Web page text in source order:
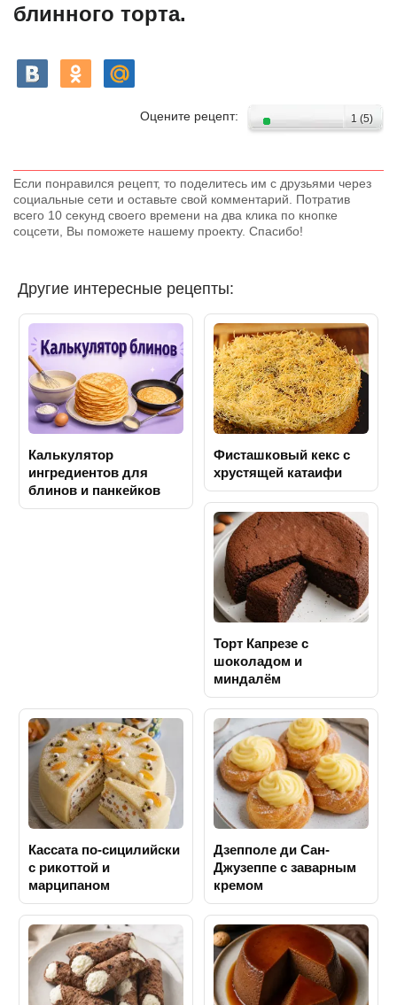
блинного торта.
1(5)
Оцените рецепт:
Если понравился рецепт, то поделитесь им с друзьями через
социальные сети и оставьте свой комментарий. Потратив
всего 10 секунд своего времени на два клика по кнопке
соцсети, Вы поможете нашему проекту. Спасибо!
Другие интересные рецепты:
Калькулятор
ингредиентов для
блинов и панкейков
Фисташковый кекс с
хрустящей катаифи
Торт Капрезе с
шоколадом и
миндалём
Кассата по-сицилийски
с рикоттой и
марципаном
Дзепполе ди Сан-
Джузеппе с заварным
кремом